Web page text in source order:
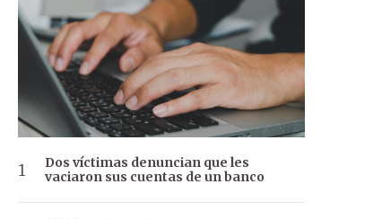
Dos víctimas denuncian que les
vaciaron sus cuentas de un banco